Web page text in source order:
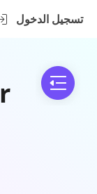
تسجيل الدخول